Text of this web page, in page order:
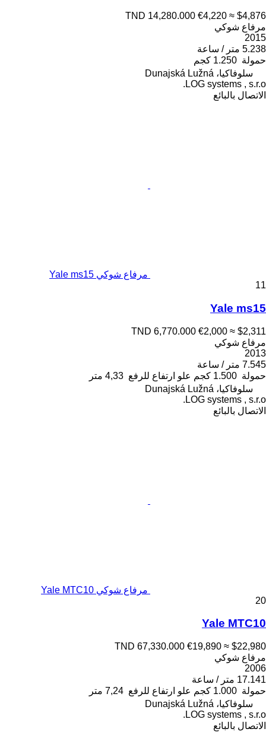
TND 14,280.000 €4,220 ≈ $4,876
مرفاع شوكي
2015
5.238 متر / ساعة
حمولة 1.250 كجم
سلوفاكيا، Dunajská Lužná
LOG systems , s.r.o.
الاتصال بالبائع
مرفاع شوكي Yale ms15
11
Yale ms15
TND 6,770.000 €2,000 ≈ $2,311
مرفاع شوكي
2013
7.545 متر / ساعة
حمولة 1.500 كجم علو ارتفاع للرفع 4,33 متر
سلوفاكيا، Dunajská Lužná
LOG systems , s.r.o.
الاتصال بالبائع
مرفاع شوكي Yale MTC10
20
Yale MTC10
TND 67,330.000 €19,890 ≈ $22,980
مرفاع شوكي
2006
17.141 متر / ساعة
حمولة 1.000 كجم علو ارتفاع للرفع 7,24 متر
سلوفاكيا، Dunajská Lužná
LOG systems , s.r.o.
الاتصال بالبائع